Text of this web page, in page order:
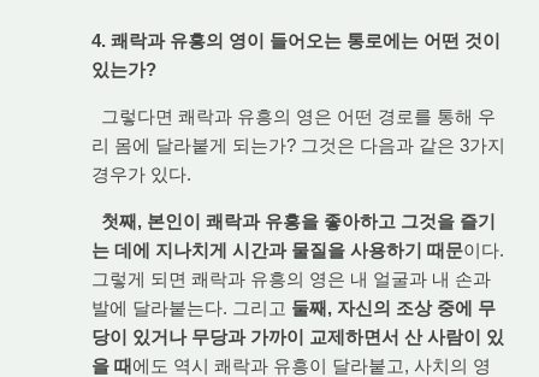
4. 쾌락과 유흥의 영이 들어오는 통로에는 어떤 것이
있는가?
그렇다면 쾌락과 유흥의 영은 어떤 경로를 통해 우
리 몸에 달라붙게 되는가? 그것은 다음과 같은 3가지
경우가 있다.
첫째, 본인이 쾌락과 유흥을 좋아하고 그것을 즐기
는 데에 지나치게 시간과 물질을 사용하기 때문이다.
그렇게 되면 쾌락과 유흥의 영은 내 얼굴과 내 손과
발에 달라붙는다. 그리고 둘째, 자신의 조상 중에 무
당이 있거나 무당과 가까이 교제하면서 산 사람이 있
을 때에도 역시 쾌락과 유흥이 달라붙고, 사치의 영